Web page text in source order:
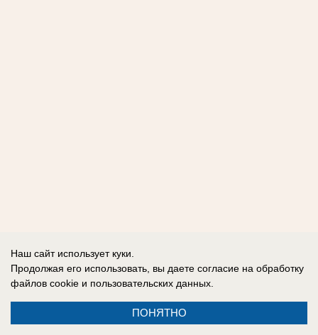
Наш сайт использует куки.
Продолжая его использовать, вы даете согласие на обработку
файлов cookie и пользовательских данных.
ПОНЯТНО